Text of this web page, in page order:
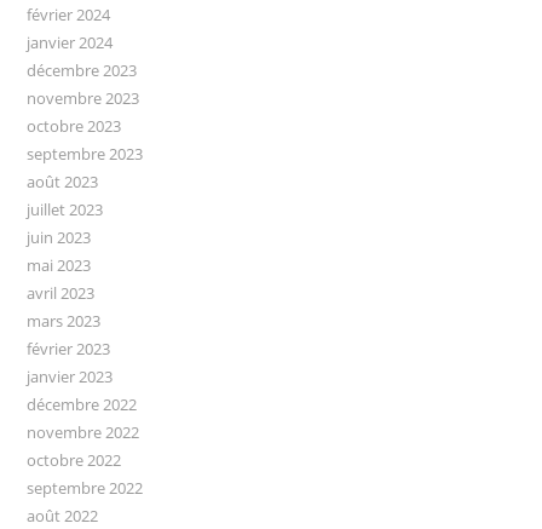
février 2024
janvier 2024
décembre 2023
novembre 2023
octobre 2023
septembre 2023
août 2023
juillet 2023
juin 2023
mai 2023
avril 2023
mars 2023
février 2023
janvier 2023
décembre 2022
novembre 2022
octobre 2022
septembre 2022
août 2022